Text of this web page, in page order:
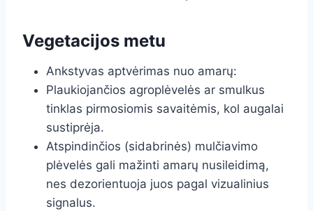
Vegetacijos metu
Ankstyvas aptvėrimas nuo amarų:
Plaukiojančios agroplėvelės ar smulkus
tinklas pirmosiomis savaitėmis, kol augalai
sustiprėja.
Atspindinčios (sidabrinės) mulčiavimo
plėvelės gali mažinti amarų nusileidimą,
nes dezorientuoja juos pagal vizualinius
signalus.